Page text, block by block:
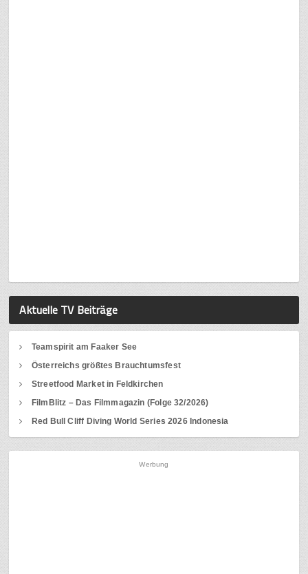
Aktuelle TV Beiträge
Teamspirit am Faaker See
Österreichs größtes Brauchtumsfest
Streetfood Market in Feldkirchen
FilmBlitz – Das Filmmagazin (Folge 32/2026)
Red Bull Cliff Diving World Series 2026 Indonesia
Werbung